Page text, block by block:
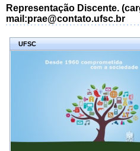
Representação Discente.
mail:prae@contato.ufsc.br
UFSC